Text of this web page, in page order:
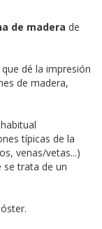
de madera de
dé la impresión
de madera,
típicas de la
venas/vetas...)
se trata de un